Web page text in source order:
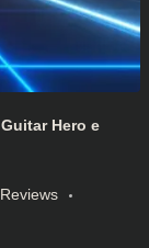
Hero e
Reviews